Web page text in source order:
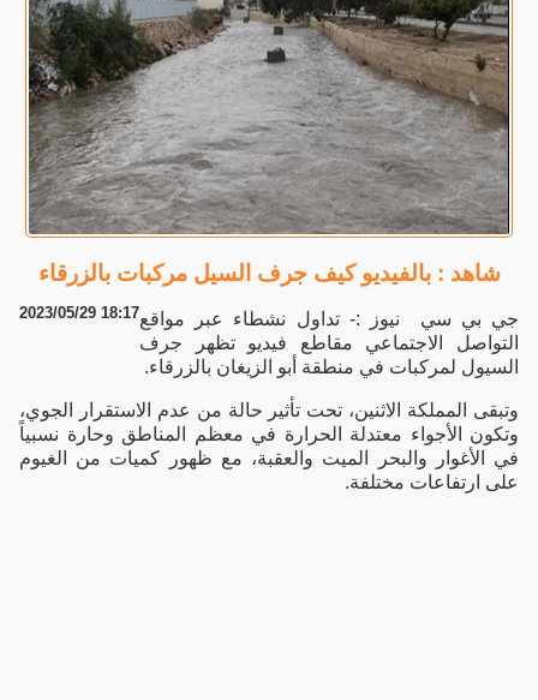
شاهد : بالفيديو كيف جرف السيل مركبات بالزرقاء
2023/05/29 18:17جي بي سي نيوز :- تداول نشطاء عبر مواقع
التواصل الاجتماعي مقاطع فيديو تظهر جرف
السيول لمركبات في منطقة أبو الزيغان بالزرقاء.
وتبقى المملكة الاثنين، تحت تأثير حالة من عدم الاستقرار الجوي،
وتكون الأجواء معتدلة الحرارة في معظم المناطق وحارة نسبياً
في الأغوار والبحر الميت والعقبة، مع ظهور كميات من الغيوم
على ارتفاعات مختلفة.